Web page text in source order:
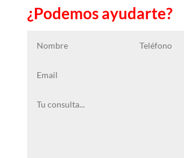
¿Podemos ayudarte?